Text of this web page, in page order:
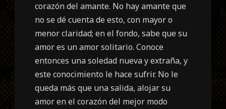
corazón del amante. No hay amante que
no se dé cuenta de esto, con mayor o
menor claridad; en el fondo, sabe que su
amor es un amor solitario. Conoce
entonces una soledad nueva y extraña, y
este conocimiento le hace sufrir. No le
queda más que una salida, alojar su
amor en el corazón del mejor modo